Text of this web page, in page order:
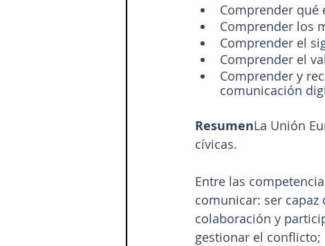
Comprender qué
Comprender los
Comprender el
Comprender el
Comprender y
comunicación
ResumenLa Unión
cívicas.
Entre las
comunicar: ser
colaboración y
gestionar el conflicto;